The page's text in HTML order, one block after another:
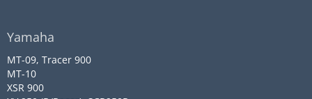
Yamaha
MT-09, Tracer 900
MT-10
XSR 900